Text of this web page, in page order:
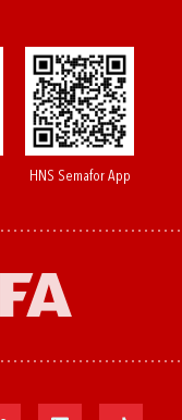
HNS Semafor App